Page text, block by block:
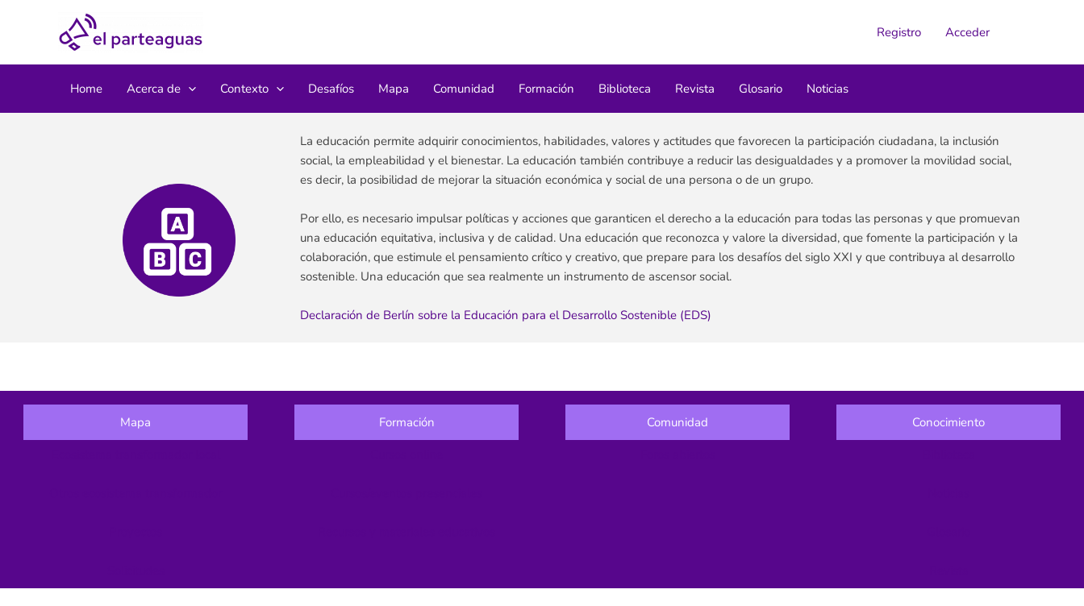
Registro Acceder
Home Acerca de Contexto Desafíos Mapa Comunidad Formación Biblioteca Revista Glosario Noticias
La educación permite adquirir conocimientos, habilidades, valores y actitudes que favorecen la participación ciudadana, la inclusión
social, la empleabilidad y el bienestar. La educación también contribuye a reducir las desigualdades y a promover la movilidad social,
es decir, la posibilidad de mejorar la situación económica y social de una persona o de un grupo.
Por ello, es necesario impulsar políticas y acciones que garanticen el derecho a la educación para todas las personas y que promuevan
una educación equitativa, inclusiva y de calidad. Una educación que reconozca y valore la diversidad, que fomente la participación y la
colaboración, que estimule el pensamiento crítico y creativo, que prepare para los desafíos del siglo XXI y que contribuya al desarrollo
sostenible. Una educación que sea realmente un instrumento de ascensor social.
Declaración de Berlín sobre la Educación para el Desarrollo Sostenible (EDS)
Mapa Formación Comunidad Conocimiento